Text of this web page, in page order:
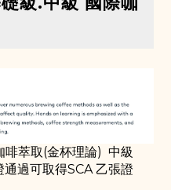
萃取(金杯理論) 中級
過可取得SCA 乙張證